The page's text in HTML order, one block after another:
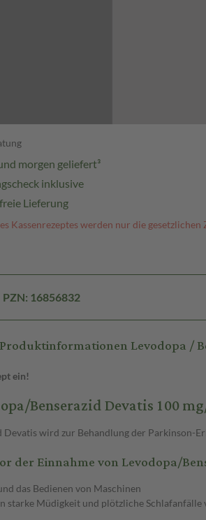
morgen geliefert³
inklusive
Lieferung
Kassenrezeptes werden nur die
PZN: 16856832
Levodopa /
ein!
Benserazid Devatis 100
Devatis wird zur Behandlung der Parkinson-
der Einnahme von Levodopa/
das Bedienen von Maschinen
starke Müdigkeit und plötzliche